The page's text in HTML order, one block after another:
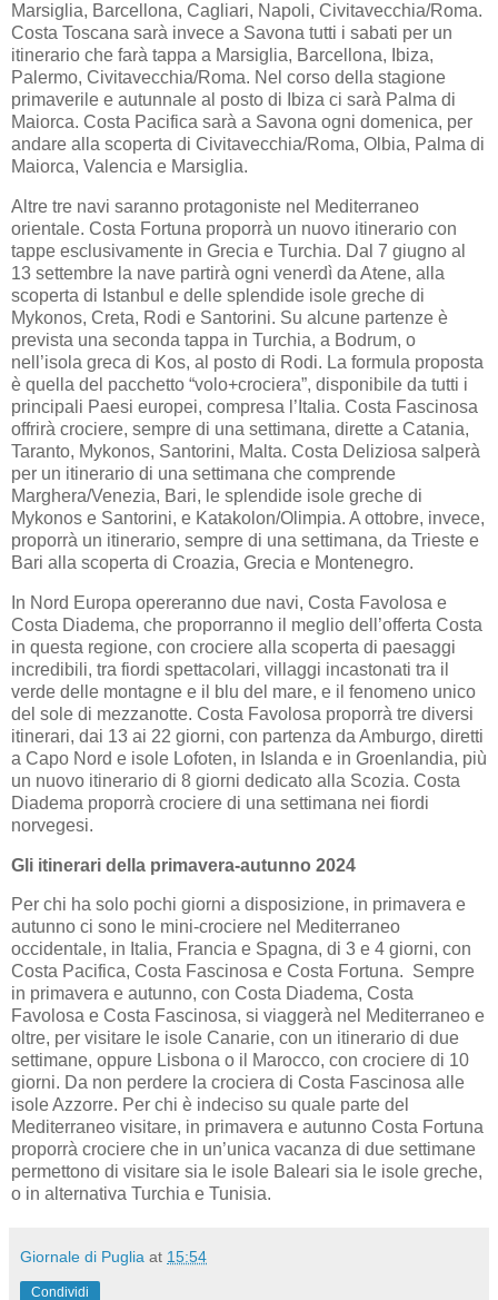
Marsiglia, Barcellona, Cagliari, Napoli, Civitavecchia/Roma.
Costa Toscana sarà invece a Savona tutti i sabati per un
itinerario che farà tappa a Marsiglia, Barcellona, Ibiza,
Palermo, Civitavecchia/Roma. Nel corso della stagione
primaverile e autunnale al posto di Ibiza ci sarà Palma di
Maiorca. Costa Pacifica sarà a Savona ogni domenica, per
andare alla scoperta di Civitavecchia/Roma, Olbia, Palma di
Maiorca, Valencia e Marsiglia.
Altre tre navi saranno protagoniste nel Mediterraneo
orientale. Costa Fortuna proporrà un nuovo itinerario con
tappe esclusivamente in Grecia e Turchia. Dal 7 giugno al
13 settembre la nave partirà ogni venerdì da Atene, alla
scoperta di Istanbul e delle splendide isole greche di
Mykonos, Creta, Rodi e Santorini. Su alcune partenze è
prevista una seconda tappa in Turchia, a Bodrum, o
nell’isola greca di Kos, al posto di Rodi. La formula proposta
è quella del pacchetto “volo+crociera”, disponibile da tutti i
principali Paesi europei, compresa l’Italia. Costa Fascinosa
offrirà crociere, sempre di una settimana, dirette a Catania,
Taranto, Mykonos, Santorini, Malta. Costa Deliziosa salperà
per un itinerario di una settimana che comprende
Marghera/Venezia, Bari, le splendide isole greche di
Mykonos e Santorini, e Katakolon/Olimpia. A ottobre, invece,
proporrà un itinerario, sempre di una settimana, da Trieste e
Bari alla scoperta di Croazia, Grecia e Montenegro.
In Nord Europa opereranno due navi, Costa Favolosa e
Costa Diadema, che proporranno il meglio dell’offerta Costa
in questa regione, con crociere alla scoperta di paesaggi
incredibili, tra fiordi spettacolari, villaggi incastonati tra il
verde delle montagne e il blu del mare, e il fenomeno unico
del sole di mezzanotte. Costa Favolosa proporrà tre diversi
itinerari, dai 13 ai 22 giorni, con partenza da Amburgo, diretti
a Capo Nord e isole Lofoten, in Islanda e in Groenlandia, più
un nuovo itinerario di 8 giorni dedicato alla Scozia. Costa
Diadema proporrà crociere di una settimana nei fiordi
norvegesi.
Gli itinerari della primavera-autunno 2024
Per chi ha solo pochi giorni a disposizione, in primavera e
autunno ci sono le mini-crociere nel Mediterraneo
occidentale, in Italia, Francia e Spagna, di 3 e 4 giorni, con
Costa Pacifica, Costa Fascinosa e Costa Fortuna. Sempre
in primavera e autunno, con Costa Diadema, Costa
Favolosa e Costa Fascinosa, si viaggerà nel Mediterraneo e
oltre, per visitare le isole Canarie, con un itinerario di due
settimane, oppure Lisbona o il Marocco, con crociere di 10
giorni. Da non perdere la crociera di Costa Fascinosa alle
isole Azzorre. Per chi è indeciso su quale parte del
Mediterraneo visitare, in primavera e autunno Costa Fortuna
proporrà crociere che in un’unica vacanza di due settimane
permettono di visitare sia le isole Baleari sia le isole greche,
o in alternativa Turchia e Tunisia.
Giornale di Puglia at 15:54
Condividi